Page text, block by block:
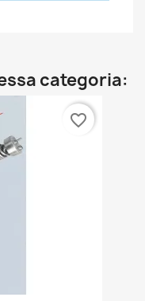
categoria:
favorite_border